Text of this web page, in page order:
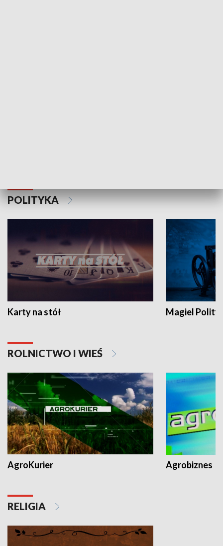
POLITYKA
Karty na stół Magiel
ROLNICTWO I WIEŚ
AgroKurier Agrobiznes
RELIGIA